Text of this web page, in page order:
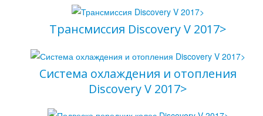
Трансмиссия Discovery V 2017>
Система охлаждения и отопления
Discovery V 2017>